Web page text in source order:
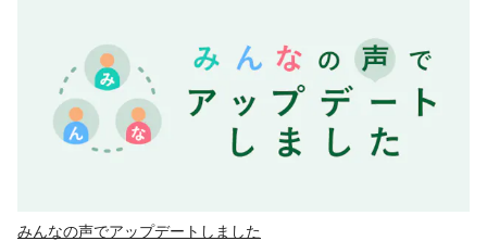
みんなの声でアップデートしました